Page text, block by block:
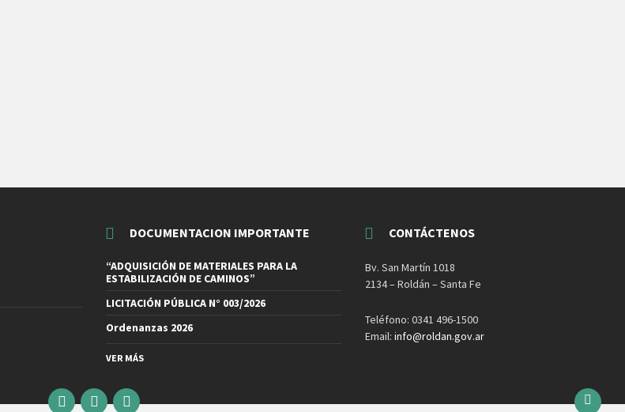
DOCUMENTACION IMPORTANTE
“ADQUISICIÓN DE MATERIALES PARA LA
ESTABILIZACIÓN DE CAMINOS”
LICITACIÓN PÚBLICA N° 003/2026
Ordenanzas 2026
VER MÁS
CONTÁCTENOS
Bv. San Martín 1018
2134 – Roldán – Santa Fe
Teléfono: 0341 496-1500
Email: info@roldan.gov.ar
EmailFacebookInstagram